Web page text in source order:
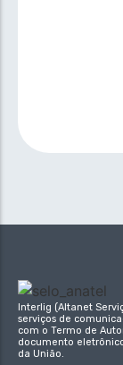
Interlig (Altanet
serviços de
com o Termo de
documento
da União.